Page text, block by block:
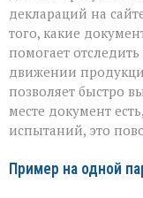
деклараций на
того, какие
помогает
движении
позволяет быстро
месте документ
испытаний, это
Пример на одной